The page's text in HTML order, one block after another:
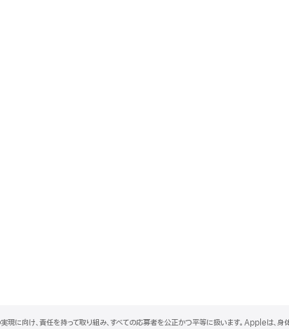
に向け、責任を持って取り組み、すべての応募者を公正かつ平等に扱います。Appleは、身